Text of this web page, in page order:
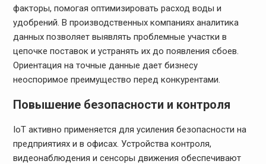
факторы, помогая оптимизировать расход воды и
удобрений. В производственных компаниях аналитика
данных позволяет выявлять проблемные участки в
цепочке поставок и устранять их до появления сбоев.
Ориентация на точные данные дает бизнесу
неоспоримое преимущество перед конкурентами.
Повышение безопасности и контроля
IoT активно применяется для усиления безопасности на
предприятиях и в офисах. Устройства контроля,
видеонаблюдения и сенсоры движения обеспечивают